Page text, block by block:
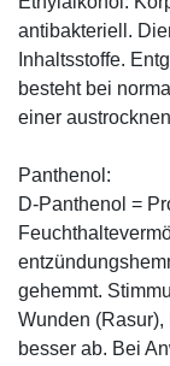
antibakteriell.
Inhaltsstoffe.
besteht bei
einer
Panthenol:
D-Panthenol =
gehemmt.
Wunden
besser ab. Bei